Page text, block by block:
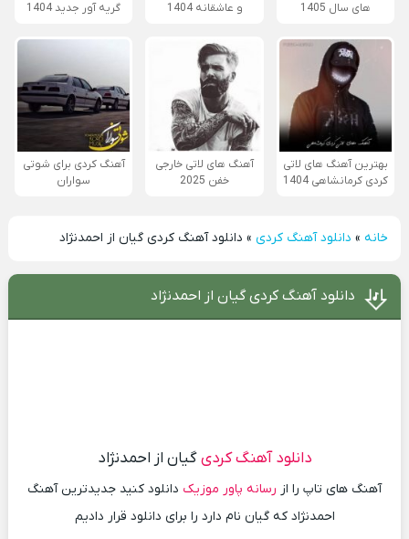
های سال 1405
و عاشقانه 1404
گریه آور جدید 1404
بهترین آهنگ های لاتی
کردی کرمانشاهی 1404
آهنگ های لاتی خارجی
خفن 2025
آهنگ کردی برای شوتی
سواران
خانه» دانلود آهنگ کردی » دانلود آهنگ کردی گیان از احمدنژاد
دانلود آهنگ کردی گیان از احمدنژاد
دانلود آهنگ کردیگیان از احمدنژاد
آهنگ های تاپ را از رسانه پاور موزیک دانلود کنید جدیدترین آهنگ
احمدنژاد که گیان نام دارد را برای دانلود قرار دادیم